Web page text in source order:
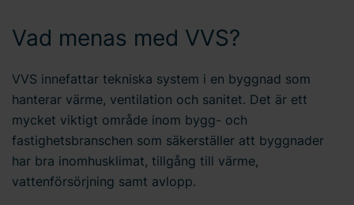
Vad menas med VVS?
VVS innefattar tekniska system i en byggnad som
hanterar värme, ventilation och sanitet. Det är ett
mycket viktigt område inom bygg- och
fastighetsbranschen som säkerställer att byggnader
har bra inomhusklimat, tillgång till värme,
vattenförsörjning samt avlopp.